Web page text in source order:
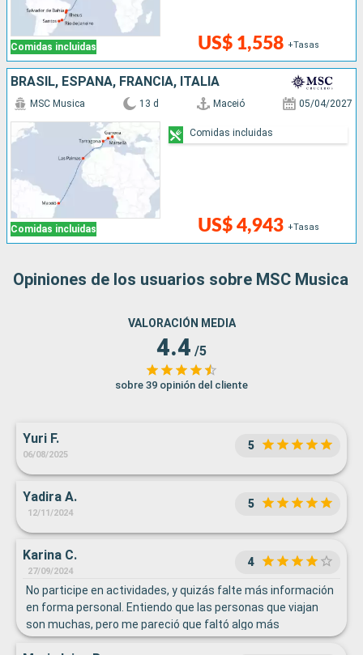
Comidas incluidas US$ 1,558 +Tasas
BRASIL, ESPAÑA, FRANCIA, ITALIA
Comidas incluidas
MSC Musica 13 d Maceió 05/04/2027
US$ 4,943 +Tasas
Comidas incluidas
Opiniones de los usuarios sobre MSC Musica
VALORACIÓN MEDIA
4.4 /5
sobre 39 opinión del cliente
Yuri F.
06/08/2025
5
Yadira A.
12/11/2024
5
Karina C.
27/09/2024
4
No participe en actividades, y quizás falte más información
en forma personal. Entiendo que las personas que viajan
son muchas, pero me pareció que faltó algo más
personalizado.